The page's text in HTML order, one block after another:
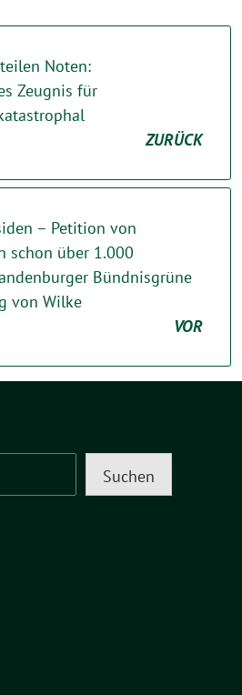
Noten:
Zeugnis für
ZURÜCK
– Petition von
schon über 1.000
Bündnisgrüne
von Wilke
VOR
Suchen